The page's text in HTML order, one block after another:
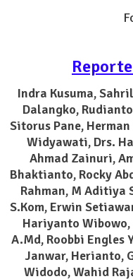
Indra Kusuma,
Dalangko,
Sitorus Pane,
Widyawati, Drs.
Ahmad Zainuri,
Bhaktianto, Rocky
Rahman, M Aditiya
S.Kom, Erwin
Hariyanto Wibowo,
A.Md, Roobbi Engles
Janwar, Herianto,
Widodo, Wahid